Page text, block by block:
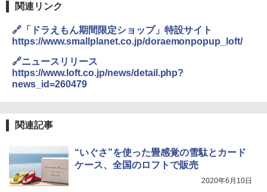
関連リンク
🔗「ドラえもん期間限定ショップ」特設サイト
https://www.smallplanet.co.jp/doraemonpopup_loft/
🔗ニュースリリース
https://www.loft.co.jp/news/detail.php?
news_id=260479
関連記事
“いぐさ”を使った畳感覚の雪駄とカード
ケース、全国のロフトで販売
2020年6月10日